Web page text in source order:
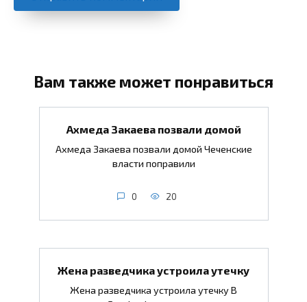
Вам также может понравиться
Ахмеда Закаева позвали домой
Ахмеда Закаева позвали домой Чеченские
власти поправили
0 20
Жена разведчика устроила утечку
Жена разведчика устроила утечку В